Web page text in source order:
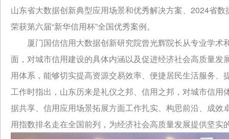
山东省大数据创新典型应用场景和优秀解决方案、2024省
荣获第六届“新华信用杯”全国优秀案例。
厦门国信信用大数据创新研究院曾光辉院长从专业学
面，对城市信用建设的具体内涵以及促进经济社会高质量
用体系，能够切实提高资源交易效率、便捷居民生活服务
工作时指出，山东历来是礼仪之邦、信用之邦，对城市信
据共享、信用应用场景拓展方面工作扎实、构思前沿、成
用指数排名走在全国前列，为经济社会高质量发展提供坚实